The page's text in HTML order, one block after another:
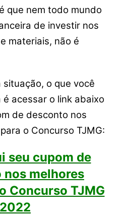
que nem todo mundo
de investir nos
materiais, não é
situação, o que você
acessar o link abaixo
de desconto nos
o Concurso TJMG:
seu cupom de
nos melhores
Concurso TJMG
2022